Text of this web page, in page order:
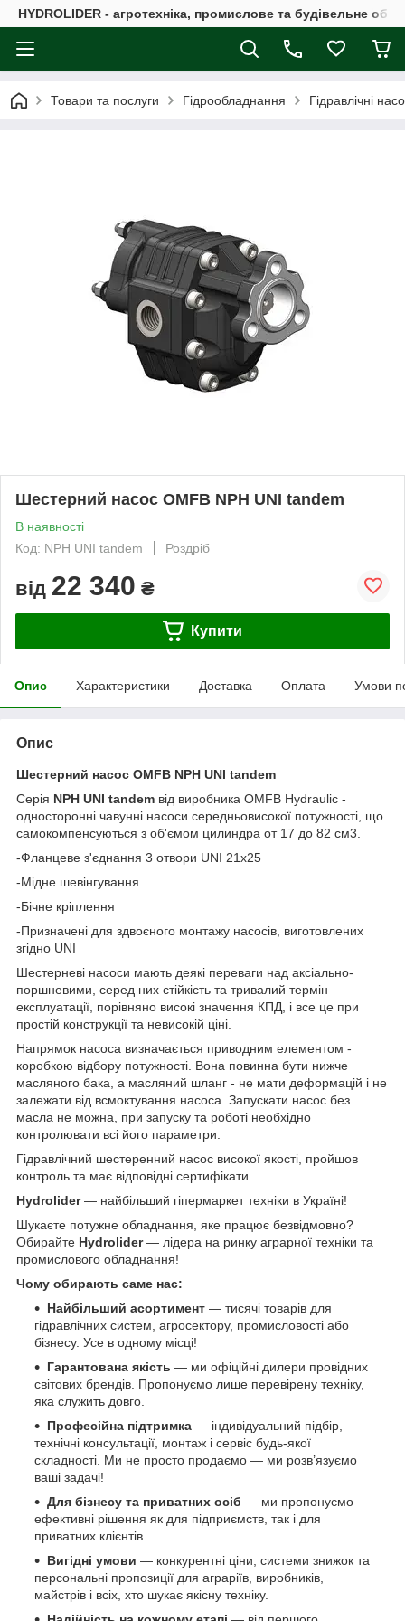
HYDROLIDER - агротехніка, промислове та будівельне
Товари та послуги Гідрообладнання Гідравлічні
Шестерний насос OMFB NPH UNI tandem
В наявності
Код: NPH UNI tandem
Роздріб
від 22 340 ₴
Купити
Опис Характеристики Доставка Оплата Умови
Опис
Шестерний насос OMFB NPH UNI tandem
Серія NPH UNI tandem від виробника OMFB Hydraulic -
односторонні чавунні насоси середньовисокої потужності, що
самокомпенсуються з об'ємом цилиндра от 17 до 82 см3.
-Фланцеве з'єднання 3 отвори UNI 21x25
-Мідне шевінгування
-Бічне кріплення
-Призначені для здвоєного монтажу насосів, виготовлених
згідно UNI
Шестерневі насоси мають деякі переваги над аксіально-
поршневими, серед них стійкість та тривалий термін
експлуатації, порівняно високі значення КПД, і все це при
простій конструкції та невисокій ціні.
Напрямок насоса визначається приводним елементом -
коробкою відбору потужності. Вона повинна бути нижче
масляного бака, а масляний шланг - не мати деформацій і не
залежати від всмоктування насоса. Запускати насос без
масла не можна, при запуску та роботі необхідно
контролювати всі його параметри.
Гідравлічний шестеренний насос високої якості, пройшов
контроль та має відповідні сертифікати.
Hydrolider— найбільший гіпермаркет техніки в Україні!
Шукаєте потужне обладнання, яке працює безвідмовно?
Обирайте Hydrolider— лідера на ринку аграрної техніки та
промислового обладнання!
Чому обирають саме нас:
Найбільший асортимент — тисячі товарів для
гідравлічних систем, агросектору, промисловості або
бізнесу. Усе в одному місці!
Гарантована якість — ми офіційні дилери провідних
світових брендів. Пропонуємо лише перевірену техніку,
яка служить довго.
Професійна підтримка — індивідуальний підбір,
технічні консультації, монтаж і сервіс будь-якої
складності. Ми не просто продаємо — ми розв’язуємо
ваші задачі!
Для бізнесу та приватних осіб — ми пропонуємо
ефективні рішення як для підприємств, так і для
приватних клієнтів.
Вигідні умови — конкурентні ціни, системи знижок та
персональні пропозиції для аграріїв, виробників,
майстрів і всіх, хто шукає якісну техніку.